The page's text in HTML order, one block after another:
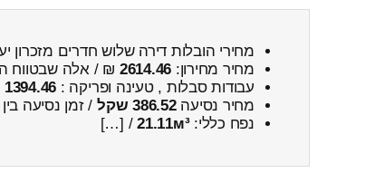
מחירי הובלות דירה שלוש חדרים
מחיר מחירון: 2614.46 ₪ / אלה שבטווח
עבודות סבלות , טעינה ופריקה : 1394.46 ₪
מחיר נסיעה386.52 שקל / זמן נסיעה
נפח כללי:21.11м³
/ […]